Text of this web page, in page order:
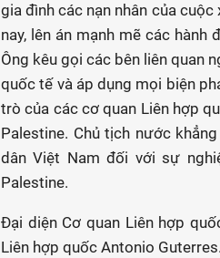
gia đình các nạn nhân của
nay, lên án mạnh mẽ các
Ông kêu gọi các bên liên quan
quốc tế và áp dụng mọi biện
trò của các cơ quan Liên hợp
Palestine. Chủ tịch nước
dân Việt Nam đối với sự
Palestine.
Đại diện Cơ quan Liên hợp
Liên hợp quốc Antonio Guterres.